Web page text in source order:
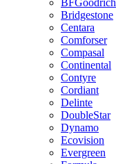
BFGoodrich
Bridgestone
Centara
Comforser
Compasal
Continental
Contyre
Cordiant
Delinte
DoubleStar
Dynamo
Ecovision
Evergreen